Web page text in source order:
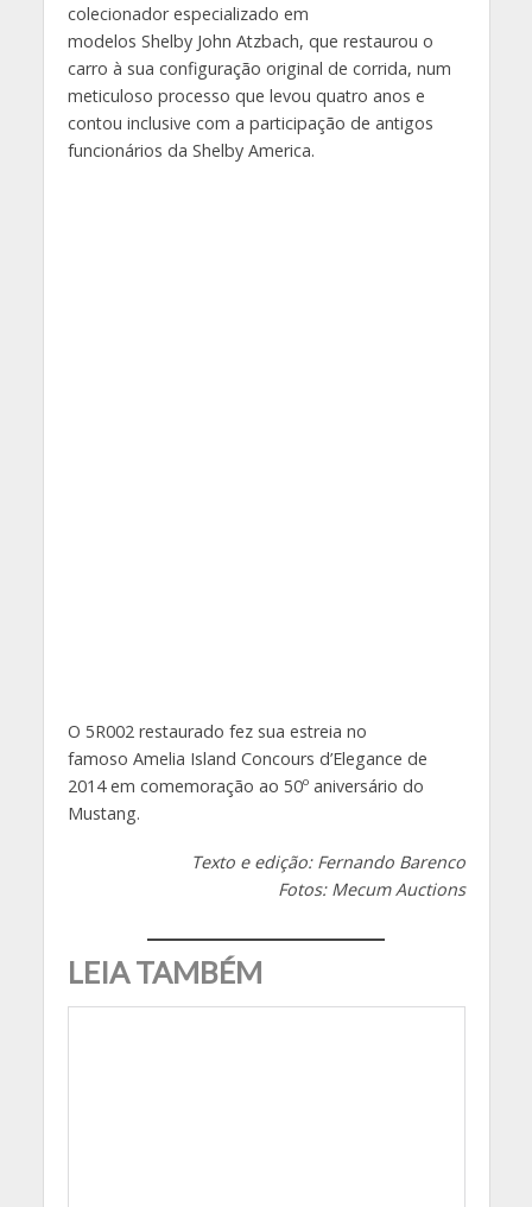
colecionador especializado em
modelos ShelbyJohn Atzbach, que restaurou o
carro à sua configuração original de corrida, num
meticuloso processo que levou quatro anos e
contou inclusive com a participação de antigos
funcionários da Shelby America.
O 5R002 restaurado fez sua estreia no
famoso Amelia Island Concours d’Elegance de
2014 em comemoração ao 50º aniversário do
Mustang.
Texto e edição: Fernando Barenco
Fotos: Mecum Auctions
LEIA TAMBÉM